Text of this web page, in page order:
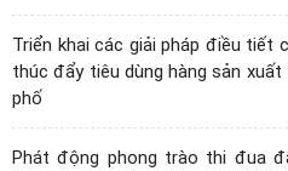
Triển khai các giải pháp điều tiết
thúc đẩy tiêu dùng hàng sản
phố
Phát động phong trào thi đua